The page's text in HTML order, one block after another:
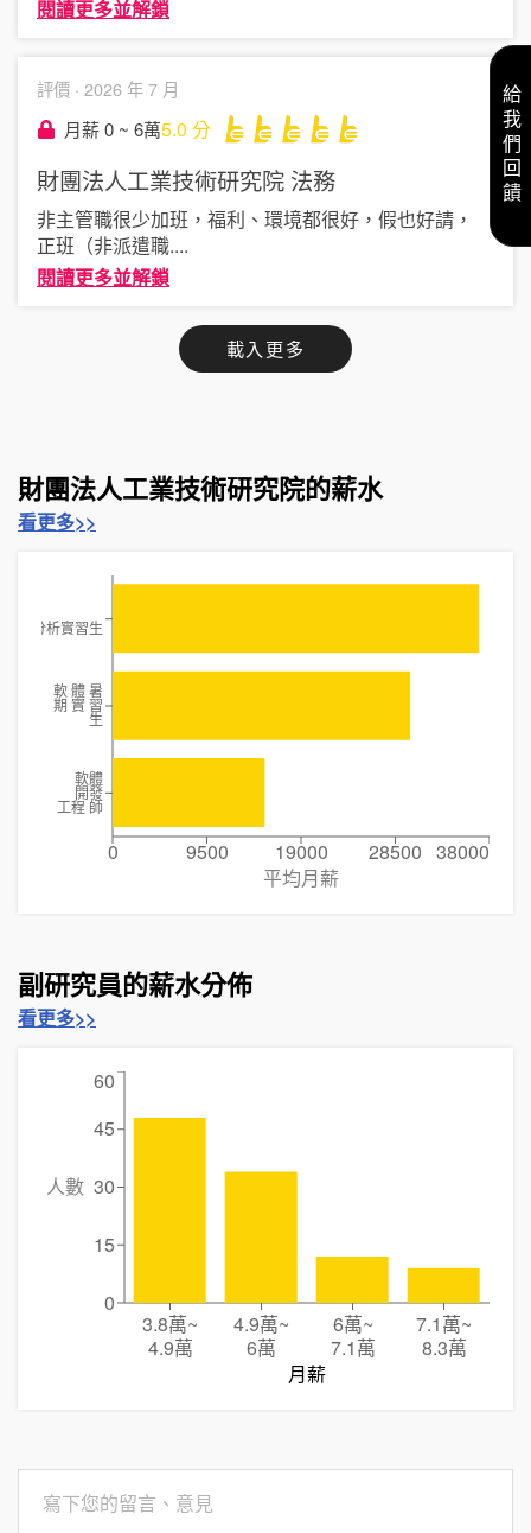
閱讀更多並解鎖
評價 · 2026 年 7 月
月薪 0 ~ 6萬5.0 分
財團法人工業技術研究院 法務
非主管職很少加班，福利、環境都很好，假也好請，
正班（非派遣職....
閱讀更多並解鎖
載入更多
財團法人工業技術研究院的薪水
看更多>>
0 9500 19000 28500 38000
平均月薪
政策分析實習生
軟 體 暑
期 實 習
生
軟體
開發
工程 師
副研究員的薪水分佈
看更多>>
3.8萬~
4.9萬
4.9萬~
6萬
6萬~
7.1萬
7.1萬~
8.3萬
月薪
0
15
30
45
60
人數
給我們回饋